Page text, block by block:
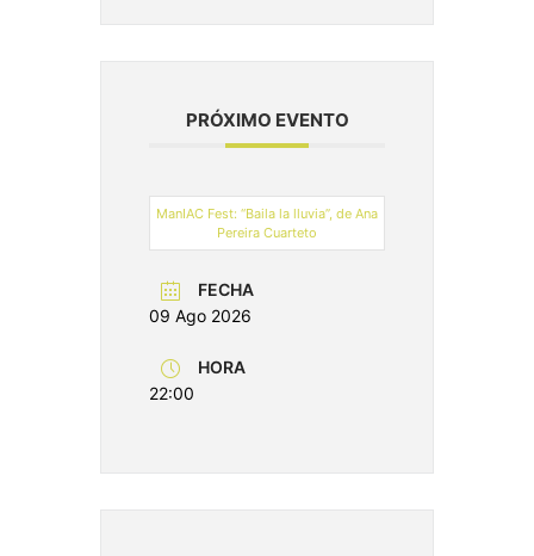
PRÓXIMO EVENTO
ManIAC Fest: “Baila la lluvia”, de Ana
Pereira Cuarteto
FECHA
09 Ago 2026
HORA
22:00